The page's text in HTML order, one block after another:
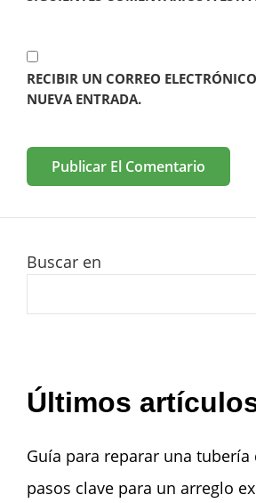
RECIBIR UN CORREO
NUEVA ENTRADA.
Buscar en
Últimos
Guía para reparar una tubería
pasos clave para un arreglo